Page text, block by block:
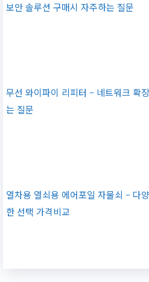
보안 솔루션 구매시 자주하는 질문
무선 와이파이 리피터 – 네트워크 확
는 질문
열차용 열쇠용 에어포일 자물쇠 – 다
한 선택 가격비교